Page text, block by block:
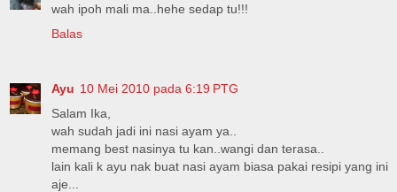
wah ipoh mali ma..hehe sedap tu!!!
Balas
Ayu 10 Mei 2010 pada 6:19 PTG
Salam Ika,
wah sudah jadi ini nasi ayam ya..
memang best nasinya tu kan..wangi dan terasa..
lain kali k ayu nak buat nasi ayam biasa pakai resipi yang ini
aje...